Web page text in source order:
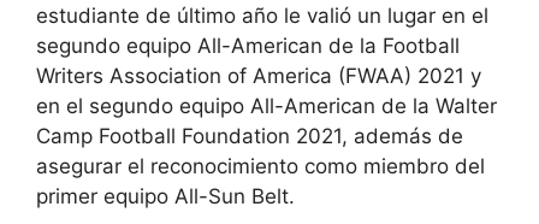
estudiante de último año le valió un lugar en el
segundo equipo All-American de la Football
Writers Association of America (FWAA) 2021 y
en el segundo equipo All-American de la Walter
Camp Football Foundation 2021, además de
asegurar el reconocimiento como miembro del
primer equipo All-Sun Belt.